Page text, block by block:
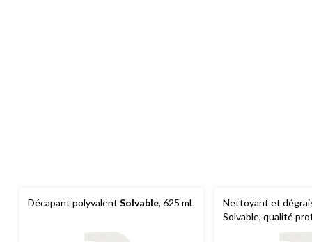
Décapant polyvalent Solvable, 625 mL
Nettoyant et
Solvable, qualité